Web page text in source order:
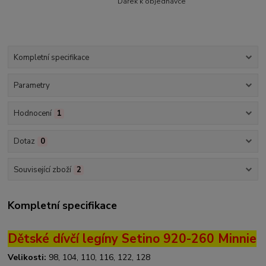
Kompletní specifikace
Parametry
Hodnocení 1
Dotaz 0
Související zboží 2
Kompletní specifikace
Dětské dívčí legíny Setino 920-260 Minnie
Velikosti: 98, 104, 110, 116, 122, 128